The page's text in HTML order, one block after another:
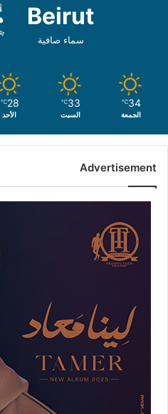
Beirut
سماء صافية
34
℃
الجمعة
33
℃
السبت
28
℃
الأحد
Advertisement